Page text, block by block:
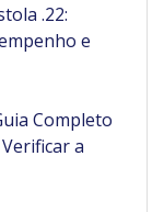
.22:
e
Completo
a